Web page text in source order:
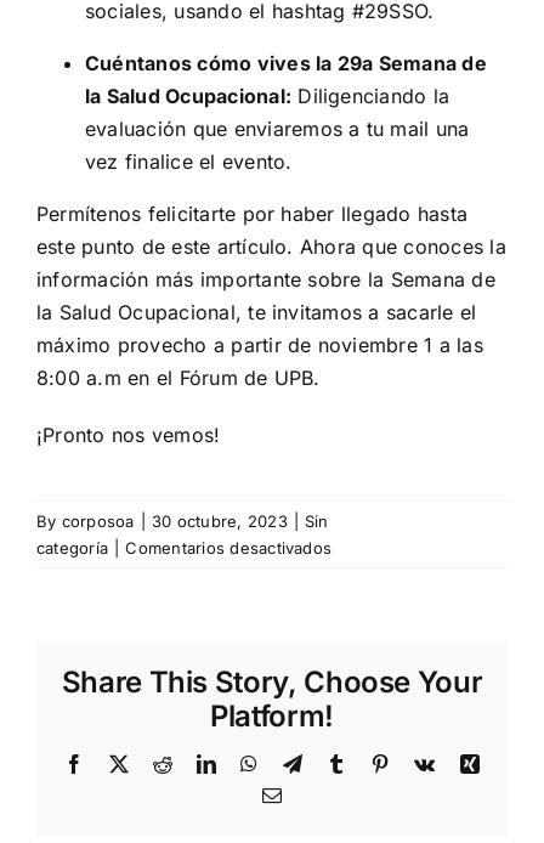
sociales, usando el hashtag #29SSO.
Cuéntanos cómo vives la 29a Semana de
la Salud Ocupacional: Diligenciando la
evaluación que enviaremos a tu mail una
vez finalice el evento.
Permítenos felicitarte por haber llegado hasta
este punto de este artículo. Ahora que conoces la
información más importante sobre la Semana de
la Salud Ocupacional, te invitamos a sacarle el
máximo provecho a partir de noviembre 1 a las
8:00 a.m en el Fórum de UPB.
¡Pronto nos vemos!
By corposoa 30 octubre, 2023
Sin
categoría
Comentarios desactivadosen
la
Salud
Ocupacional
Share This Story, Choose Your
Platform!
Facebook
X RedditLinkedInWhatsApp
TelegramTumblr Pinterest
Vk
Xing
Email